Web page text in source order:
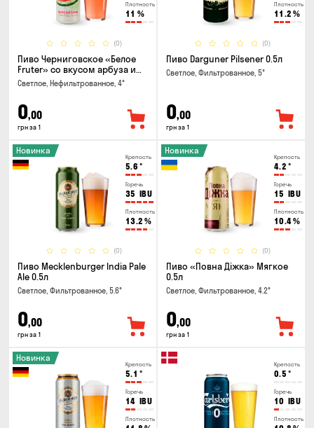
Плотность
11 %
(0)
Пиво Черниговское «Белое
Fruter» со вкусом арбуза и
мяты 0.5л
Светлое, Нефильтрованное, 4°
0,00
грн за 1
Плотность
11.2 %
(0)
Пиво Darguner Pilsener 0.5л
Светлое, Фильтрованное, 5°
0,00
грн за 1
Крепость
5.6 °
Горечь
35 IBU
Плотность
13.2 %
(0)
Новинка
Пиво Mecklenburger India Pale
Ale 0.5л
Светлое, Фильтрованное, 5.6°
0,00
грн за 1
Крепость
4.2 °
Горечь
15 IBU
Плотность
10.4%
(0)
Новинка
Пиво «Повна Діжка» Мягкое
0.5л
Светлое, Фильтрованное, 4.2°
0,00
грн за 1
Крепость
5.1 °
Горечь
14 IBU
Плотность
Новинка
Крепость
0.5 °
Горечь
10 IBU
Плотность